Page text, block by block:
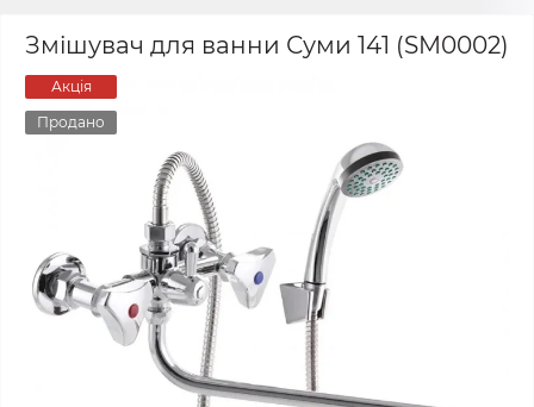
Змішувач для ванни Суми 141 (SM0002)
Акція
Продано